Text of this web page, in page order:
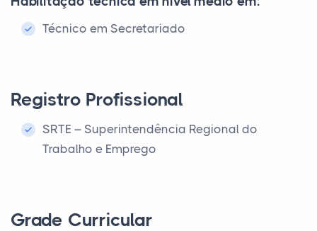
Técnico em Secretariado
Registro Profissional
SRTE – Superintendência Regional do
Trabalho e Emprego
Grade Curricular